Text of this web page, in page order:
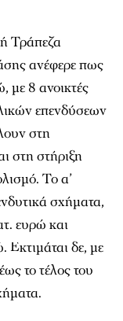
Τράπεζα
ανέφερε πως
με 8 ανοικτές
επενδύσεων
στη
στη στήριξη
Το α’
σχήματα,
ευρώ και
Εκτιμάται δε, με
το τέλος του